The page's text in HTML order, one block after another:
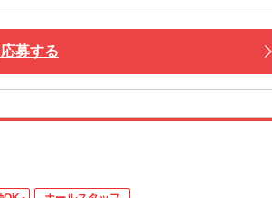
募する